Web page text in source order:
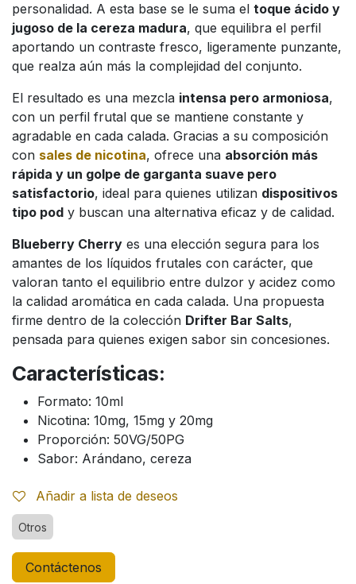
personalidad. A esta base se le suma el toque ácido y
jugoso de la cereza madura, que equilibra el perfil
aportando un contraste fresco, ligeramente punzante,
que realza aún más la complejidad del conjunto.
El resultado es una mezcla intensa pero armoniosa,
con un perfil frutal que se mantiene constante y
agradable en cada calada. Gracias a su composición
con sales de nicotina, ofrece una absorción más
rápida y un golpe de garganta suave pero
satisfactorio, ideal para quienes utilizan dispositivos
tipo pod y buscan una alternativa eficaz y de calidad.
Blueberry Cherry es una elección segura para los
amantes de los líquidos frutales con carácter, que
valoran tanto el equilibrio entre dulzor y acidez como
la calidad aromática en cada calada. Una propuesta
firme dentro de la colección Drifter Bar Salts,
pensada para quienes exigen sabor sin concesiones.
Características:
Formato: 10ml
Nicotina: 10mg, 15mg y 20mg
Proporción: 50VG/50PG
Sabor: Arándano, cereza
Añadir a lista de deseos
Otros
Contáctenos